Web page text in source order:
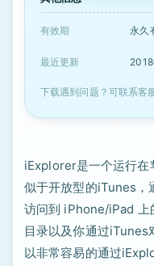
有效期 永久
最近更新
下载遇到问题？可联系客
iExplorer是一个运行在
似于开放型的iTunes，
访问到 iPhone/iPad 上
目录以及你通过iTunes
以非常容易的通过